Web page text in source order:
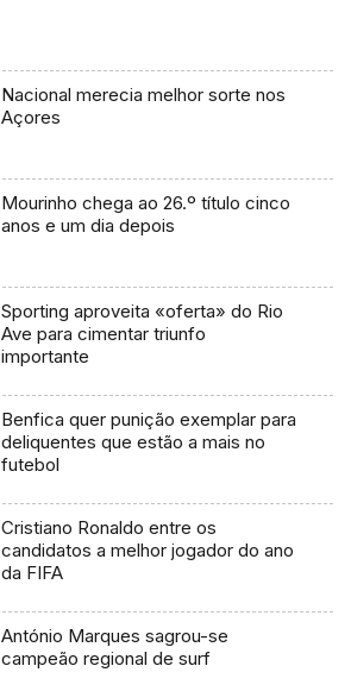
Nacional merecia melhor sorte nos
Açores
Mourinho chega ao 26.º título cinco
anos e um dia depois
Sporting aproveita «oferta» do Rio
Ave para cimentar triunfo
importante
Benfica quer punição exemplar para
deliquentes que estão a mais no
futebol
Cristiano Ronaldo entre os
candidatos a melhor jogador do ano
da FIFA
António Marques sagrou-se
campeão regional de surf